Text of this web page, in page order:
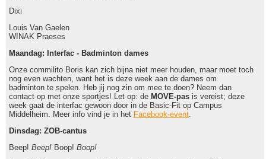
Dixi
Louis Van Gaelen
WINAK Praeses
Maandag: Interfac - Badminton dames
Onze commilito Boris kan zich bijna niet meer houden, maar moet toch
nog even wachten, want het is deze week aan de dames om
badminton te spelen. Heb jij nog zin om mee te doen? Neem dan
contact op met onze sportjes! Let op: de MOVE-pas is vereist; deze
week gaat de interfac gewoon door in de Basic-Fit op Campus
Middelheim. Meer info vind je in het Facebook-event.
Dinsdag: ZOB-cantus
Beep! Beep! Boop! Boop!